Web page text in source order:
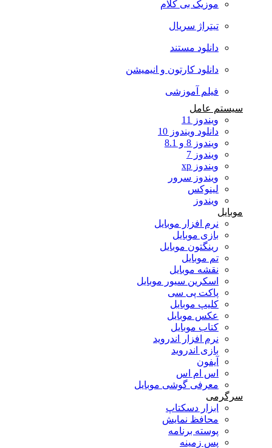
موزیک بی کلام
تیتراژ سریال
دانلود مستند
دانلود کارتون و انیمیشن
فیلم آموزشی
سیستم عامل
ویندوز 11
دانلود ویندوز 10
ویندوز 8 و 8.1
ویندوز 7
ویندوز xp
ویندوز سرور
لینوکس
ویندوز
موبایل
نرم افزار موبایل
بازی موبایل
رینگتون موبایل
تم موبایل
نقشه موبایل
اسکرین سیور موبایل
پاکت پی سی
کلیپ موبایل
عکس موبایل
کتاب موبایل
نرم افزار اندروید
بازی اندروید
آیفون
اس ام اس
معرفی گوشی موبایل
سرگرمی
ابزار دسکتاپ
محافظ نمایش
پوسته برنامه
پس زمینه